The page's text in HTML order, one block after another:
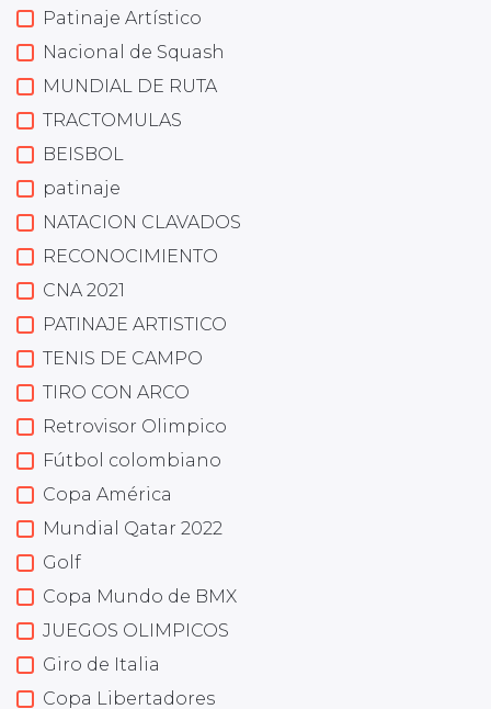
Patinaje Artístico
Nacional de Squash
MUNDIAL DE RUTA
TRACTOMULAS
BEISBOL
patinaje
NATACION CLAVADOS
RECONOCIMIENTO
CNA 2021
PATINAJE ARTISTICO
TENIS DE CAMPO
TIRO CON ARCO
Retrovisor Olimpico
Fútbol colombiano
Copa América
Mundial Qatar 2022
Golf
Copa Mundo de BMX
JUEGOS OLIMPICOS
Giro de Italia
Copa Libertadores